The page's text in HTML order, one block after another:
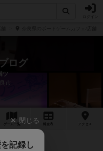
ログ
ツ
市
ゲーム 一覧 料金 アクセス
閉じる
記録し